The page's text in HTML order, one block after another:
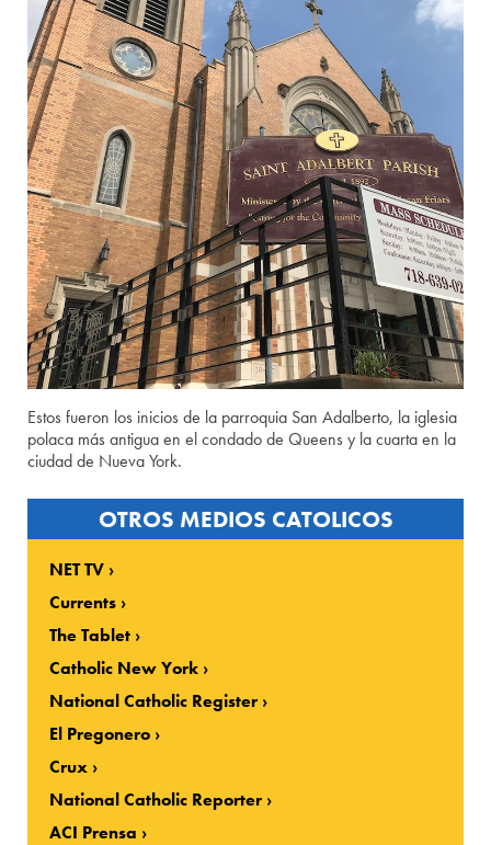
Estos fueron los inicios de la parroquia San Adalberto, la iglesia
polaca más antigua en el condado de Queens y la cuarta en la
ciudad de Nueva York.
OTROS MEDIOS CATOLICOS
NET TV
Currents
The Tablet
Catholic New York
National Catholic Register
El Pregonero
Crux
National Catholic Reporter
ACI Prensa